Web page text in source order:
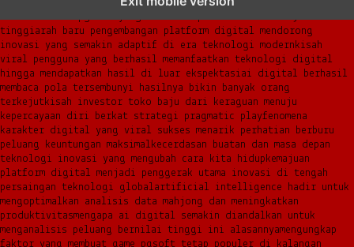
dalam menghadirkan inovasi berkualitasai digital menjadi kunci
tinggiarah baru pengembangan platform digital mendorong
inovasi yang semakin adaptif di era teknologi modern kisah
viral pengguna yang berhasil memanfaatkan teknologi digital
hingga mendapatkan hasil di luar ekspektasiai digital berhasil
membaca pola tersembunyi hasilnya bikin banyak orang
terkejutkisah investor toko baju dari keraguan menuju
kepercayaan diri berkat strategi pragmatic playfenomena
karakter digital yang viral sukses menarik perhatian berburu
peluang keuntungan maksimal kecerdasan buatan dan masa depan
teknologi inovasi yang mengubah cara kita hidup kemajuan
platform digital menjadi penggerak utama inovasi di tengah
persaingan teknologi globalartificial intelligence hadir untuk
mengoptimalkan analisis data mahjong dan meningkatkan
produktivitasmengapa ai digital semakin diandalkan untuk
menganalisis peluang bernilai tinggi ini alasannyamengungkap
faktor yang membuat game pgsoft tetap populer di kalangan